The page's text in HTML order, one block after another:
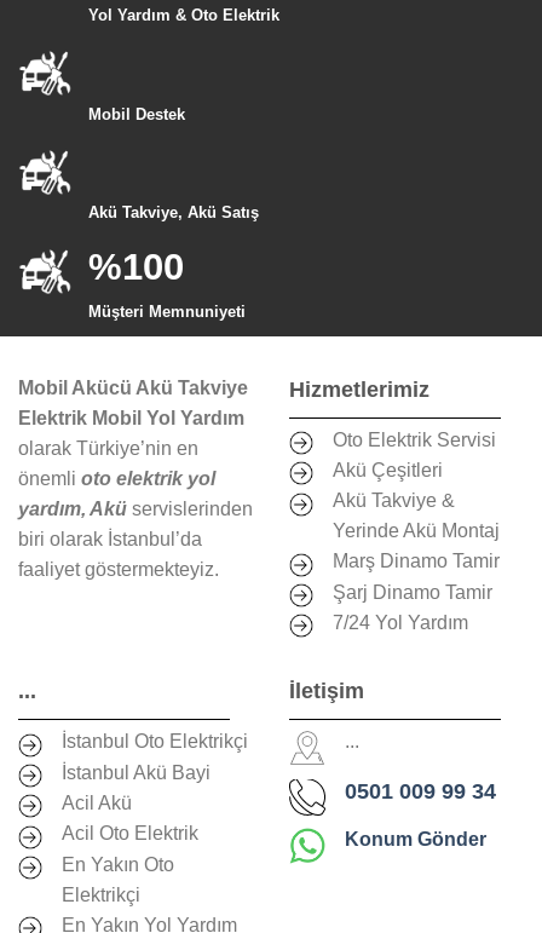
Yol Yardım & Oto Elektrik
Mobil Destek
Akü Takviye, Akü Satış
%100
Müşteri Memnuniyeti
Mobil Akücü Akü Takviye
Elektrik Mobil Yol Yardım
olarak Türkiye’nin en
önemli oto elektrik yol
yardım, Akü servislerinden
biri olarak İstanbul’da
faaliyet göstermekteyiz.
Hizmetlerimiz
Oto Elektrik Servisi
Akü Çeşitleri
Akü Takviye &
Yerinde Akü Montaj
Marş Dinamo Tamir
Şarj Dinamo Tamir
7/24 Yol Yardım
...
İstanbul Oto Elektrikçi
İstanbul Akü Bayi
Acil Akü
Acil Oto Elektrik
En Yakın Oto
Elektrikçi
En Yakın Yol Yardım
İletişim
...
0501 009 99 34
Konum Gönder